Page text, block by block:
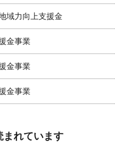
域力向上支援金
金事業
金事業
金事業
まれています